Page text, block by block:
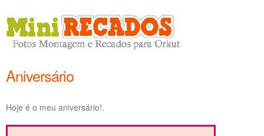
Aniversário
Hoje é o meu aniversário!.